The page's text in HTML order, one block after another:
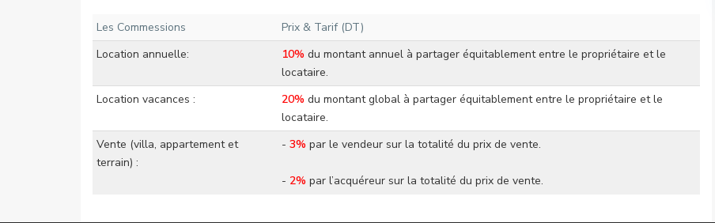
Les Commessions
Prix & Tarif (DT)
Location annuelle:
10% du montant annuel à partager équitablement entre le propriétaire et le
locataire.
Location vacances :
20% du montant global à partager équitablement entre le propriétaire et le
locataire.
Vente (villa, appartement et
terrain) :
- 3% par le vendeur sur la totalité du prix de vente.
- 2% par l’acquéreur sur la totalité du prix de vente.